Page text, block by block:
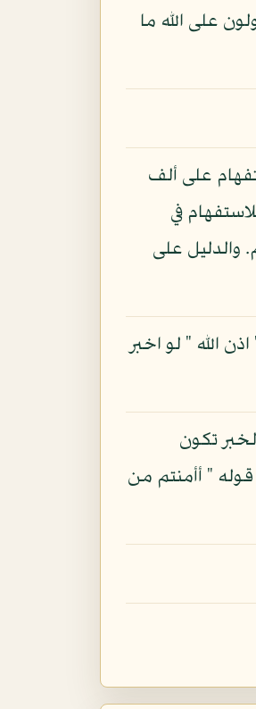
على الله ما
على ألف
في
والدليل على
المد كما قالوا في " آلله اذن لكم " ( 1 )، لان قوله: " اذن الله " لو اخبر
تكون
" أأمنتم من